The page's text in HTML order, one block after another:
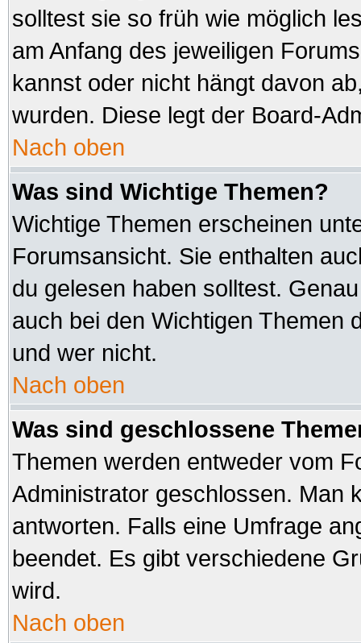
solltest sie so früh wie möglich
am Anfang des jeweiligen
kannst oder nicht hängt davon
wurden. Diese legt der Board-
Nach oben
Was sind Wichtige Themen?
Wichtige Themen erscheinen
Forumsansicht. Sie enthalten
du gelesen haben solltest.
auch bei den Wichtigen Themen
und wer nicht.
Nach oben
Was sind geschlossene
Themen werden entweder vom
Administrator geschlossen. Man
antworten. Falls eine Umfrage
beendet. Es gibt verschiedene
wird.
Nach oben